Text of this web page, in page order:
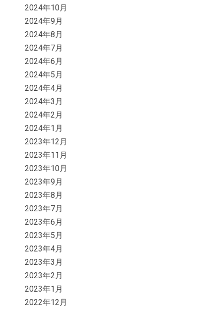
2024年10月
2024年9月
2024年8月
2024年7月
2024年6月
2024年5月
2024年4月
2024年3月
2024年2月
2024年1月
2023年12月
2023年11月
2023年10月
2023年9月
2023年8月
2023年7月
2023年6月
2023年5月
2023年4月
2023年3月
2023年2月
2023年1月
2022年12月